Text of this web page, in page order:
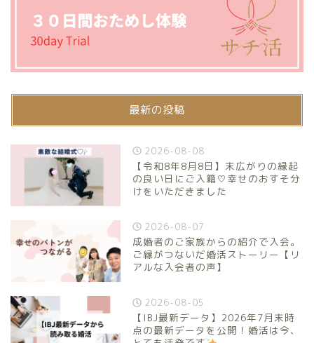
最新の投稿
2026-08-08
【令和8年8月8日】末広がりの縁起
の良い日にご入籍♡幸せのおすそ分
けをいただきました
2026-08-07
成婚者のご家族からの紹介で入会。
ご縁がつないだ婚活ストーリー【リ
アルな入会者の声】
2026-08-05
【IBJ最新データ】2026年7月末時
点の最新データを公開！婚活は今、